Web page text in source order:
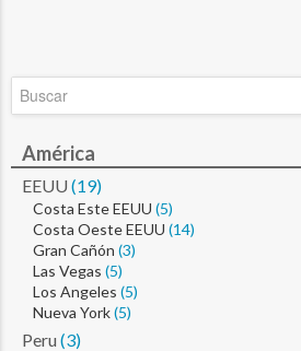
América
EEUU (19)
Costa Este EEUU (5)
Costa Oeste EEUU (14)
Gran Cañón (3)
Las Vegas (5)
Los Angeles (5)
Nueva York(5)
Peru (3)